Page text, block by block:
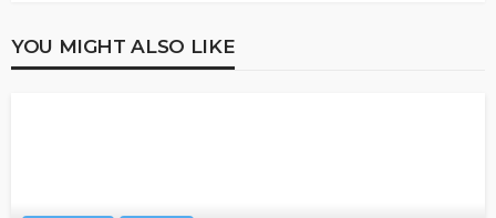
YOU MIGHT ALSO LIKE